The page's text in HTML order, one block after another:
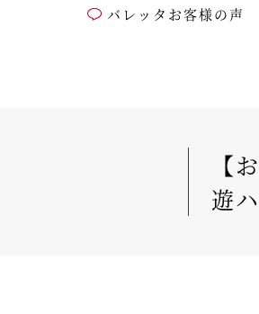
バレッタお客様の声
【
遊